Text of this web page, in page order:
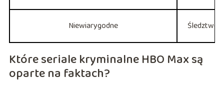
Niewiarygodne Śledztwo
Które seriale kryminalne HBO Max są
oparte na faktach?